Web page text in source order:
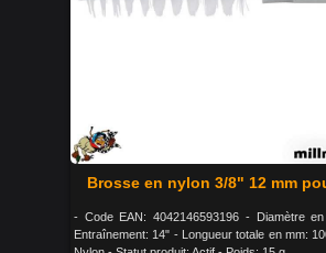
Brosse en nylon 3/8" 12 mm
- Code EAN: 4042146593196 - Diamètre
Entraînement: 14" - Longueur totale en mm: